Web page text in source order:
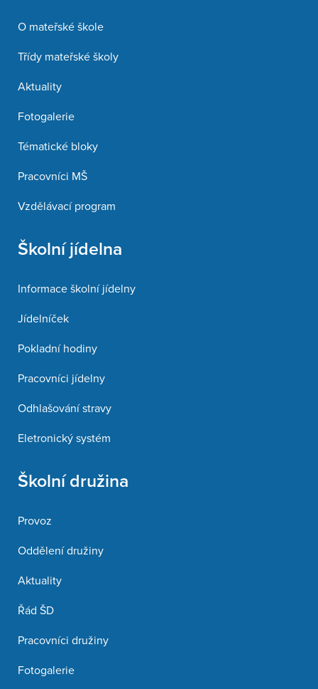
O mateřské škole
Třídy mateřské školy
Aktuality
Fotogalerie
Tématické bloky
Pracovníci MŠ
Vzdělávací program
Školní jídelna
Informace školní jídelny
Jídelníček
Pokladní hodiny
Pracovníci jídelny
Odhlašování stravy
Eletronický systém
Školní družina
Provoz
Oddělení družiny
Aktuality
Řád ŠD
Pracovníci družiny
Fotogalerie